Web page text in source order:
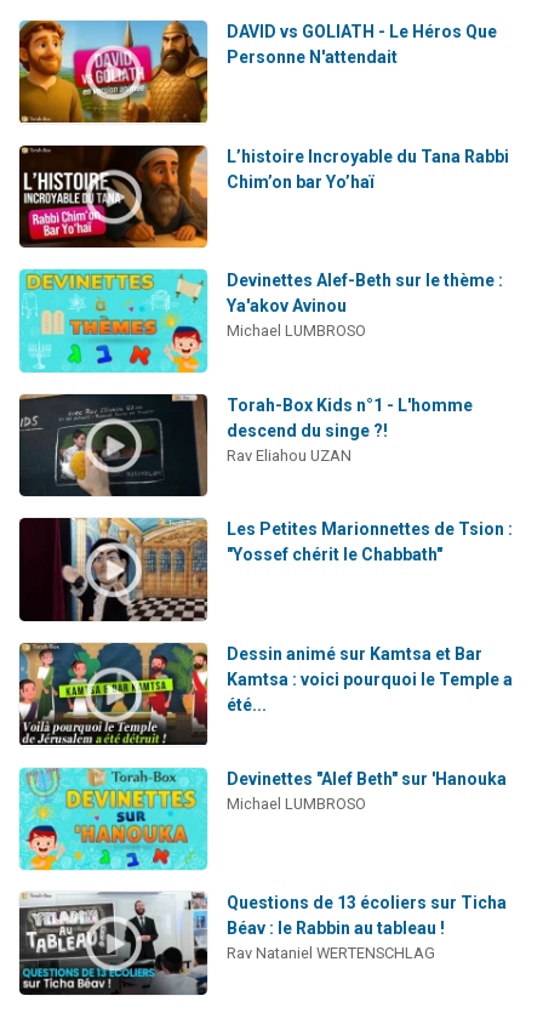
DAVID vs GOLIATH - Le Héros Que
Personne N'attendait
L’histoire Incroyable du Tana Rabbi
Chim’on bar Yo’haï
Devinettes Alef-Beth sur le thème :
Ya'akov Avinou
Michael LUMBROSO
Torah-Box Kids n°1 - L'homme
descend du singe ?!
Rav Eliahou UZAN
Les Petites Marionnettes de Tsion :
"Yossef chérit le Chabbath"
Dessin animé sur Kamtsa et Bar
Kamtsa : voici pourquoi le Temple a
été...
Devinettes "Alef Beth" sur 'Hanouka
Michael LUMBROSO
Questions de 13 écoliers sur Ticha
Béav : le Rabbin au tableau !
Rav Nataniel WERTENSCHLAG